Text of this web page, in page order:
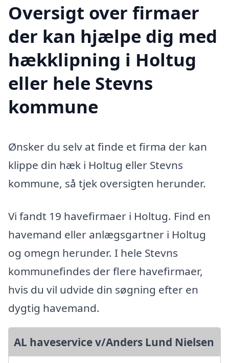
Oversigt over firmaer
der kan hjælpe dig med
hækklipning i Holtug
eller hele Stevns
kommune
Ønsker du selv at finde et firma der kan
klippe din hæk i Holtug eller Stevns
kommune, så tjek oversigten herunder.
Vi fandt 19 havefirmaer i Holtug. Find en
havemand eller anlægsgartner i Holtug
og omegn herunder. I hele Stevns
kommunefindes der flere havefirmaer,
hvis du vil udvide din søgning efter en
dygtig havemand.
AL haveservice v/Anders Lund Nielsen